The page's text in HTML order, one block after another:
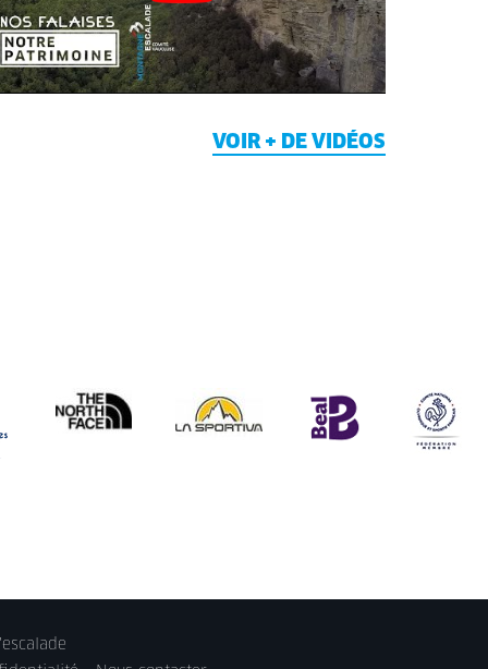
VOIR + DE VIDÉOS